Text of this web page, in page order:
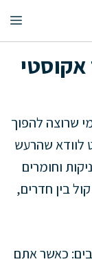
אקוסטי
שרוצה להפוך
לוודא שהרעש
וחומרים
בין חדרים,
כאשר אתם